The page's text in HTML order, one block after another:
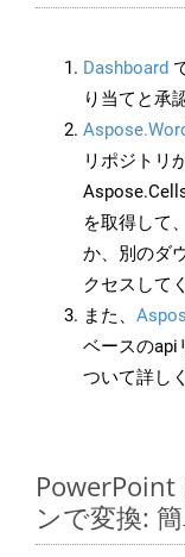
Dashboard
り当てと承
リポジトリ
を取得して
か、別のダ
クセスして
また、
ベースのapi
ついて詳し
PowerPoint
ンで変換: